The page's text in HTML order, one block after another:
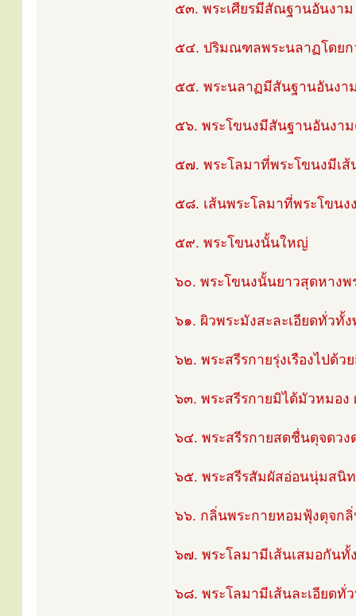
๕๓. พระเศียรมีสัณฐานอันงาม
๕๔. ปริมณฑลพระนลาฏโดยก
๕๕. พระนลาฏมีสันฐานอันงา
๕๖. พระโขนงมีสันฐานอันงา
๕๗. พระโลมาที่พระโขนงมีเส้
๕๘. เส้นพระโลมาที่พระโขน
๕๙. พระโขนงนั้นใหญ่
๖๐. พระโขนงนั้นยาวสุดหางพ
๖๑. ผิวพระมังสะละเอียดทั่วทั้ง
๖๒. พระสรีรกายรุ่งเรืองไปด้ว
๖๓. พระสรีรกายมิได้มัวหมอง
๖๔. พระสรีรกายสดชื่นดุจดว
๖๕. พระสรีรสัมผัสอ่อนนุ่มสนิ
๖๖. กลิ่นพระกายหอมฟุ้งดุจก
๖๗. พระโลมามีเส้นเสมอกันทั้
๖๘. พระโลมามีเส้นละเอียดทั่